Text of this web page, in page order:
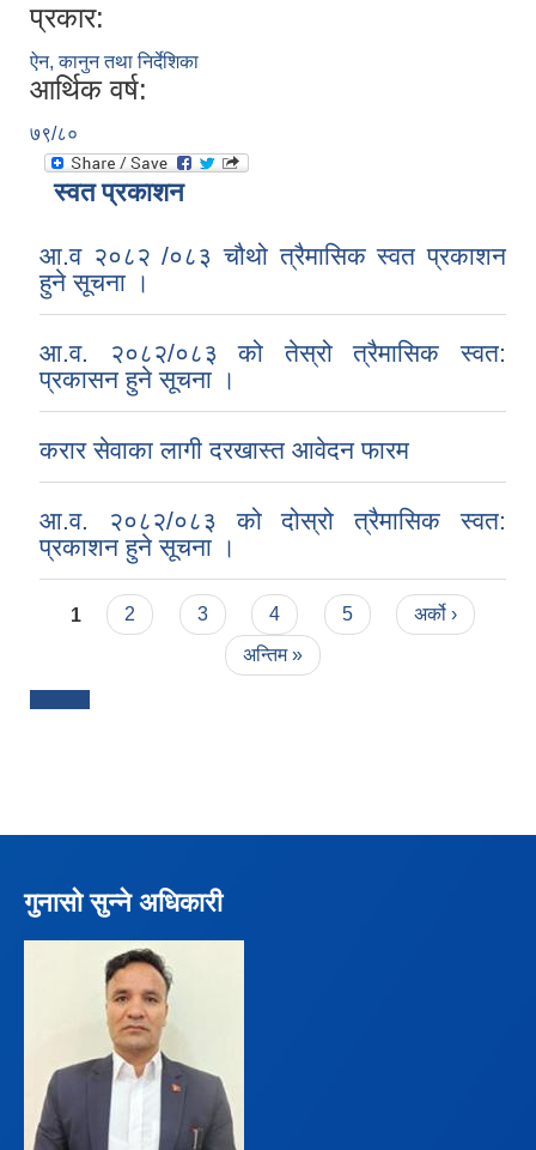
प्रकार:
ऐन, कानुन तथा निर्देशिका
आर्थिक वर्ष:
७९/८०
स्वत प्रकाशन
आ.व २०८२ /०८३ चौथो त्रैमासिक स्वत प्रकाशन
हुने सूचना ।
आ.व. २०८२/०८३ को तेस्रो त्रैमासिक स्वत:
प्रकासन हुने सूचना ।
करार सेवाका लागी दरखास्त आवेदन फारम
आ.व. २०८२/०८३ को दोस्रो त्रैमासिक स्वत:
प्रकाशन हुने सूचना ।
Pages
1 2 3 4 5
अर्को ›
अन्तिम »
गुनासो सुन्ने अधिकारी